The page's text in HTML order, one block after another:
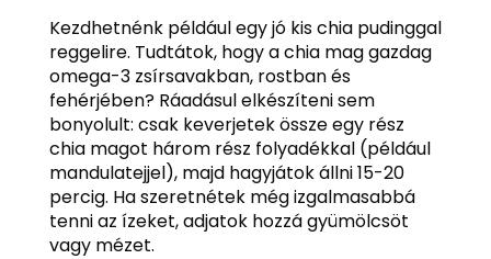
Kezdhetnénk például egy jó kis chia pudinggal
reggelire. Tudtátok, hogy a chia mag gazdag
omega-3 zsírsavakban, rostban és
fehérjében? Ráadásul elkészíteni sem
bonyolult: csak keverjetek össze egy rész
chia magot három rész folyadékkal (például
mandulatejjel), majd hagyjátok állni 15-20
percig. Ha szeretnétek még izgalmasabbá
tenni az ízeket, adjatok hozzá gyümölcsöt
vagy mézet.